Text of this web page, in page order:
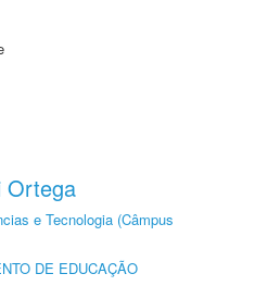
Ortega
e Tecnologia (Câmpus
DE EDUCAÇÃO